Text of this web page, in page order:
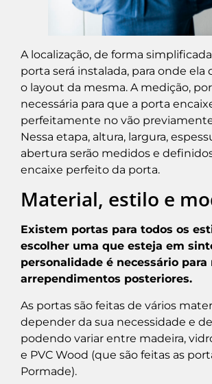
A localização, de forma
porta será instalada, para onde ela
o layout da mesma. A medição,
necessária para que a porta
perfeitamente no vão
Nessa etapa, altura, largura,
abertura serão medidos e
encaixe perfeito da porta.
Material, estilo e
Existem portas para todos os
escolher uma que esteja em
personalidade é necessário para
arrependimentos posteriores.
As portas são feitas de vários
depender da sua necessidade e
podendo variar entre madeira,
e PVC Wood (que são feitas as
Pormade).